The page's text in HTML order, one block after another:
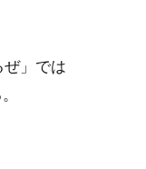
ぜ」では